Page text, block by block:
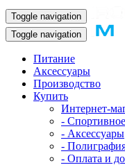
Toggle navigation
Toggle navigation
Питание
Аксессуары
Производство
Купить
Интернет-
-
- Аксессуары
-
- Оплата и